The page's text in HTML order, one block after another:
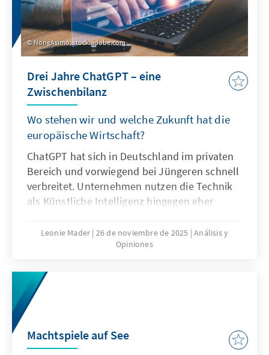
NongAsimo, stock.adobe.com
Drei Jahre ChatGPT – eine
Zwischenbilanz
Wo stehen wir und welche Zukunft hat die
europäische Wirtschaft?
ChatGPT hat sich in Deutschland im privaten
Bereich und vorwiegend bei Jüngeren schnell
verbreitet. Unternehmen nutzen die Technik
als Künstliche Intelligenz hingegen eher
hierfür sind nicht nur technische
Eigenschaften von ChatGPT, sondern auch
oder die Spezifikation. Für Europa geht es
deshalb nicht darum, ChatGPT mit
Verzögerung nachzubauen. Vielmehr gilt es
außereuropäische so anzupassen, dass sie als
Produkte besser zu den institutionalisierten
Leonie Mader 26 de noviembre de 2025 Análisis y
Opiniones
Machtspiele auf See